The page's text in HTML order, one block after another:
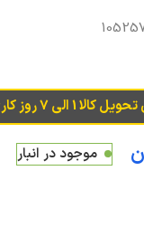
1 الی 7 روز کاری می باشد
موجود در انبار